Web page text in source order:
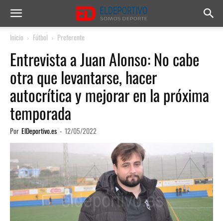
Inicio Fútbol Preferente
Entrevista a Juan Alonso: No cabe
otra que levantarse, hacer
autocrítica y mejorar en la próxima
temporada
Por ElDeportivo.es - 12/05/2022